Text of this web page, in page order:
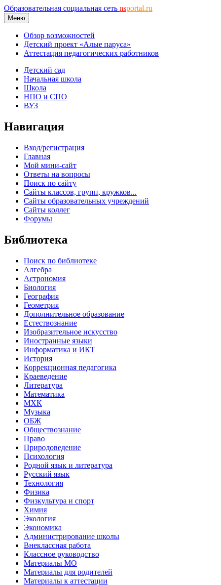
Образовательная социальная сеть nsportal.ru
Меню
Обзор возможностей
Детский проект «Алые паруса»
Аттестация педагогических работников
Детский сад
Начальная школа
Школа
НПО и СПО
ВУЗ
Навигация
Вход/регистрация
Главная
Мой мини-сайт
Ответы на вопросы
Поиск по сайту
Сайты классов, групп, кружков...
Сайты образовательных учреждений
Сайты коллег
Форумы
Библиотека
Поиск по библиотеке
Алгебра
Астрономия
Биология
География
Геометрия
Дополнительное образование
Естествознание
Изобразительное искусство
Иностранные языки
Информатика и ИКТ
История
Коррекционная педагогика
Краеведение
Литература
Математика
МХК
Музыка
ОБЖ
Обществознание
Право
Природоведение
Психология
Родной язык и литература
Русский язык
Технология
Физика
Физкультура и спорт
Химия
Экология
Экономика
Администрирование школы
Внеклассная работа
Классное руководство
Материалы МО
Материалы для родителей
Материалы к аттестации